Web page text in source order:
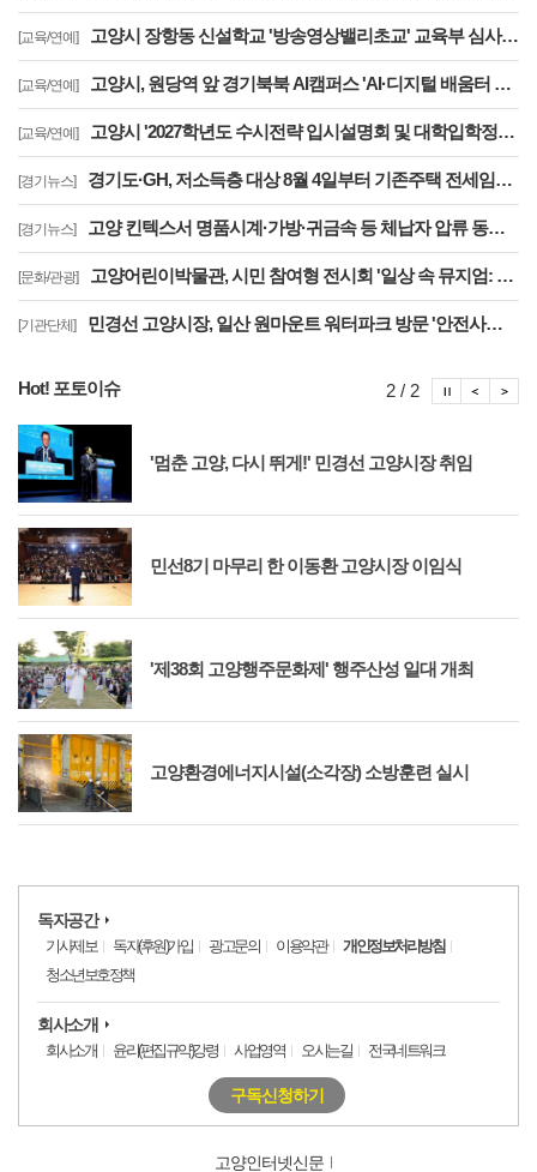
[교육/연예] 고양시 장항동 신설학교 '방송영상밸리초교' 교육부 심사 통과··2030년 개교
[교육/연예] 고양시, 원당역 앞 경기북북 AI캠퍼스 'AI·디지털 배움터 체험존' 12월까지 운영
[교육/연예] 고양시 '2027학년도 수시전략 입시설명회 및 대학입학정보박람회' 8일 개최
[경기뉴스] 경기도·GH, 저소득층 대상 8월 4일부터 기존주택 전세임대 입주자 상시 모집
[경기뉴스] 고양 킨텍스서 명품시계·가방·귀금속 등 체납자 압류 동산 620점 공개 경매
[문화/관광] 고양어린이박물관, 시민 참여형 전시회 '일상 속 뮤지엄: 잠시, 마음' 8월 개최
[기관단체] 민경선 고양시장, 일산 원마운트 워터파크 방문 '안전사고 방지 대책 점검'
Hot! 포토이슈
'멈춘 고양, 다시 뛰게!' 민경선 고양시장 취임
민선8기 마무리 한 이동환 고양시장 이임식
'제38회 고양행주문화제' 행주산성 일대 개최
고양환경에너지시설(소각장) 소방훈련 실시
2 / 2 포
포토이
독자공간
기사제보 독자(후원)가입 광고문의 이용약관
개인정보처리방침
청소년보호정책
회사소개
회사소개 윤리(편집규약)강령 사업영역 오시는길 전국네트워크
구독신청하기
고양인터넷신문